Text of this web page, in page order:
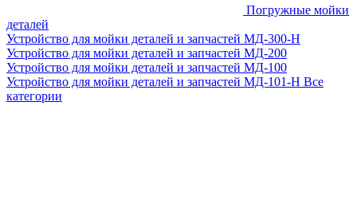
Погружные мойки
деталей
Устройство для мойки деталей и запчастей МД-300-H
Устройство для мойки деталей и запчастей МД-200
Устройство для мойки деталей и запчастей МД-100
Устройство для мойки деталей и запчастей МД-101-Н Все
категории